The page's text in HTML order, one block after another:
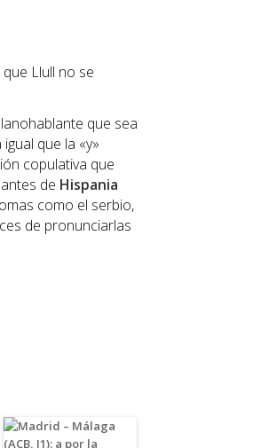
Llull no se
que sea
que la «y»
copulativa que
de Hispania
como el serbio,
de pronunciarlas